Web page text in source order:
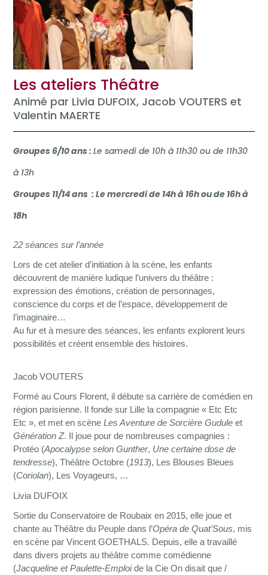
Les ateliers Théâtre
Animé par Livia DUFOIX, Jacob VOUTERS et
Valentin MAERTE
Groupes 6/10 ans :Le samedi de 10h à 11h30 ou de 11h30
à 13h
Groupes 11/14 ans : Le mercredi de 14h à 16h ou de 16h à
18h
22 séances sur l’année
Lors de cet atelier d’initiation à la scène, les enfants
découvrent de manière ludique l’univers du théâtre :
expression des émotions, création de personnages,
conscience du corps et de l’espace, développement de
l’imaginaire…
Au fur et à mesure des séances, les enfants explorent leurs
possibilités et créent ensemble des histoires.
Jacob VOUTERS
Formé au Cours Florent, il débute sa carrière de comédien en
région parisienne. Il fonde sur Lille la compagnie « Etc Etc
Etc », et met en scèneLes Aventure de Sorcière Gudule et
Génération Z. Il joue pour de nombreuses compagnies :
Protéo (Apocalypse selon Gunther, Une certaine dose de
tendresse), Théâtre Octobre (1913), Les Blouses Bleues
(Coriolan), Les Voyageurs, …
Livia DUFOIX
Sortie du Conservatoire de Roubaix en 2015, elle joue et
chante au Théâtre du Peuple dans l’Opéra de Quat’Sous, mis
en scène par Vincent GOETHALS. Depuis, elle a travaillé
dans divers projets au théâtre comme comédienne
(Jacqueline et Paulette-Emploide la Cie On disait que /